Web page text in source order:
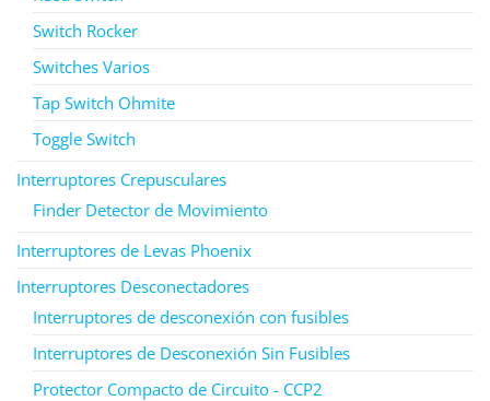
Switch Rocker
Switches Varios
Tap Switch Ohmite
Toggle Switch
Interruptores Crepusculares
Finder Detector de Movimiento
Interruptores de Levas Phoenix
Interruptores Desconectadores
Interruptores de desconexión con fusibles
Interruptores de Desconexión Sin Fusibles
Protector Compacto de Circuito - CCP2